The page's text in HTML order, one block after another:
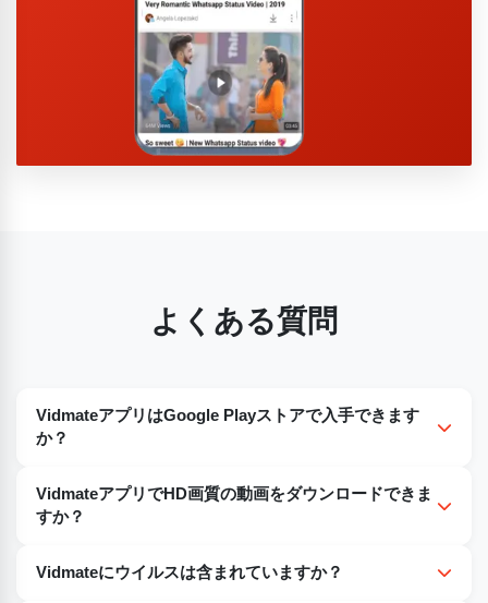
よくある質問
VidmateアプリはGoogle Playストアで入手できます
か？
いいえ、YouTubeからの動画ダウンロードを支援するアプリ
はGoogleのポリシーによりGoogle Playストアで入手できま
VidmateアプリでHD画質の動画をダウンロードできま
すか？
Vidmateにウイルスは含まれていますか？